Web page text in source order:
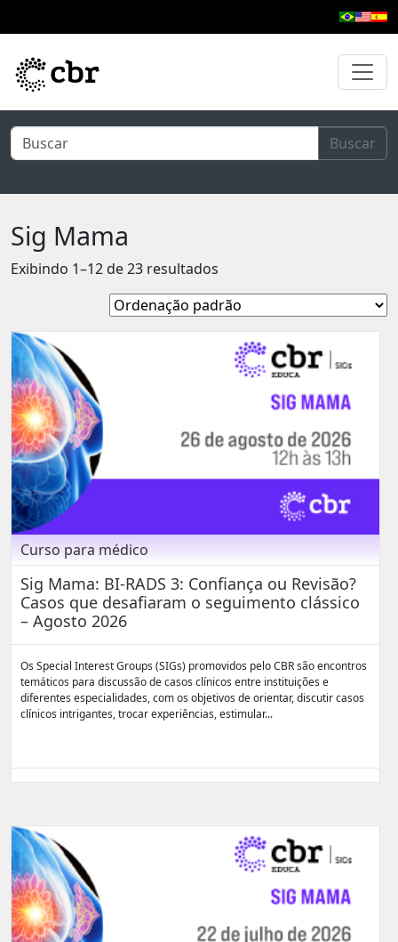
Buscar
Sig Mama
Exibindo 1–12 de 23 resultados
Curso para médico
Sig Mama: BI-RADS 3: Confiança ou Revisão?
Casos que desafiaram o seguimento clássico
– Agosto 2026
Os Special Interest Groups (SIGs) promovidos pelo CBR são encontros
temáticos para discussão de casos clínicos entre instituições e
diferentes especialidades, com os objetivos de orientar, discutir casos
clínicos intrigantes, trocar experiências, estimular...